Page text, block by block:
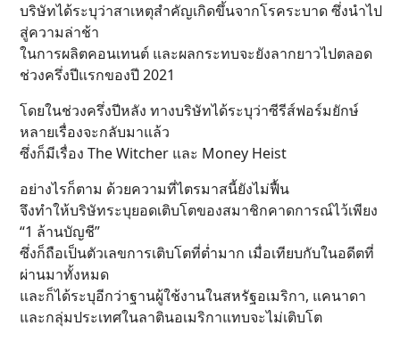
บริษัทได้ระบุว่าสาเหตุสำคัญเกิดขึ้นจากโรคระบาด ซึ่งนำไป
สู่ความล่าช้า
ในการผลิตคอนเทนต์ และผลกระทบจะยังลากยาวไปตลอด
ช่วงครึ่งปีแรกของปี 2021
โดยในช่วงครึ่งปีหลัง ทางบริษัทได้ระบุว่าซีรีส์ฟอร์มยักษ์
หลายเรื่องจะกลับมาแล้ว
ซึ่งก็มีเรื่อง The Witcher และ Money Heist
อย่างไรก็ตาม ด้วยความที่ไตรมาสนี้ยังไม่ฟื้น
จึงทำให้บริษัทระบุยอดเติบโตของสมาชิกคาดการณ์ไว้เพียง
“1 ล้านบัญชี”
ซึ่งก็ถือเป็นตัวเลขการเติบโตที่ต่ำมาก เมื่อเทียบกับในอดีตที่
ผ่านมาทั้งหมด
และก็ได้ระบุอีกว่าฐานผู้ใช้งานในสหรัฐอเมริกา, แคนาดา
และกลุ่มประเทศในลาตินอเมริกาแทบจะไม่เติบโต